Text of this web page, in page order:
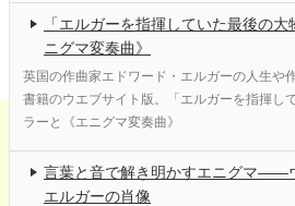
「エルガーを指揮していた最後の
ニグマ変奏曲》
英国の作曲家エドワード・エルガーの人生や
書籍のウエブサイト版。「エルガーを指揮
ラーと《エニグマ変奏曲》
言葉と音で解き明かすエニグマ――
エルガーの肖像